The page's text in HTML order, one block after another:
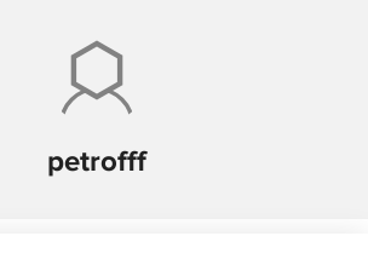
petrofff